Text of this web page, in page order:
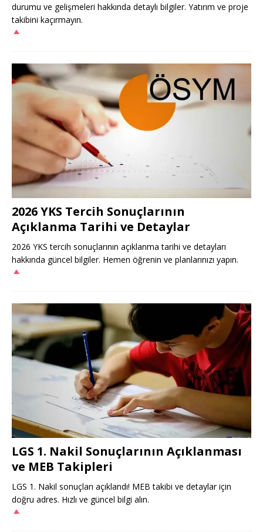
durumu ve gelişmeleri hakkında detaylı bilgiler. Yatırım ve proje
takibini kaçırmayın.
2026 YKS Tercih Sonuçlarının
Açıklanma Tarihi ve Detaylar
2026 YKS tercih sonuçlarının açıklanma tarihi ve detayları
hakkında güncel bilgiler. Hemen öğrenin ve planlarınızı yapın.
LGS 1. Nakil Sonuçlarının Açıklanması
ve MEB Takipleri
LGS 1. Nakil sonuçları açıklandı! MEB takibi ve detaylar için
doğru adres. Hızlı ve güncel bilgi alın.